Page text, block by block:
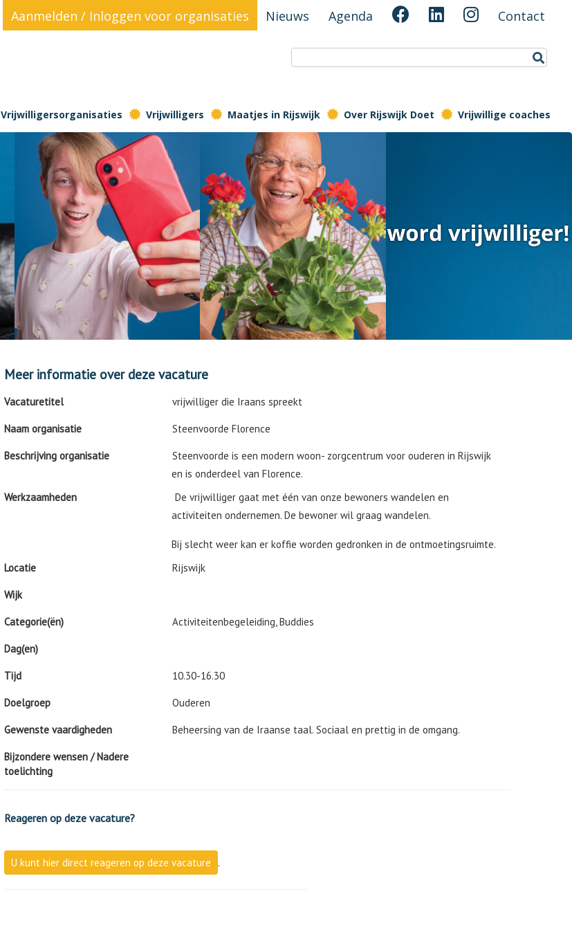
Nieuws Agenda Contact
Aanmelden / Inloggen voor organisaties
Vrijwilligersorganisaties Vrijwilligers Maatjes in Rijswijk Over Rijswijk Doet Vrijwillige coaches
Meer informatie over deze vacature
Vacaturetitel vrijwilliger die Iraans spreekt
Naam organisatie Steenvoorde Florence
Beschrijving organisatie
Steenvoorde is een modern woon- zorgcentrum voor ouderen in Rijswijk
en is onderdeel van Florence.
Werkzaamheden
De vrijwilliger gaat met één van onze bewoners wandelen en
activiteiten ondernemen. De bewoner wil graag wandelen.
Bij slecht weer kan er koffie worden gedronken in de ontmoetingsruimte.
Locatie
Rijswijk
Wijk
Categorie(ën) Activiteitenbegeleiding, Buddies
Dag(en)
Tijd 10.30-16.30
Doelgroep Ouderen
Gewenste vaardigheden Beheersing van de Iraanse taal. Sociaal en prettig in de omgang.
Bijzondere wensen / Nadere
toelichting
Reageren op deze vacature?
U kunt hier direct reageren op deze vacature .